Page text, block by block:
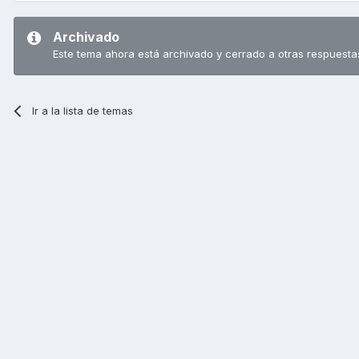
Archivado
Este tema ahora está archivado y cerrado a otras
Ir a la lista de temas